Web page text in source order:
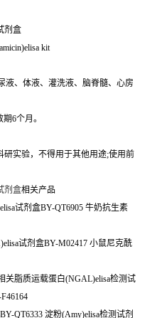
剂盒
kit
液、体液、灌洗液、脑脊髓、心房
6个月。
实验，不得用于其他用途;使用前
剂盒相关产品
试剂盒BY-QT6905 牛奶抗生素
试剂盒BY-M02417 小鼠尼克酰
关脂质运载蛋白(NGAL)elisa检测试
QT6333 淀粉(Amy)elisa检测试剂